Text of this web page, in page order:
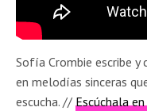
Sofía Crombie escribe
en melodías sinceras
escucha.//Escúchala